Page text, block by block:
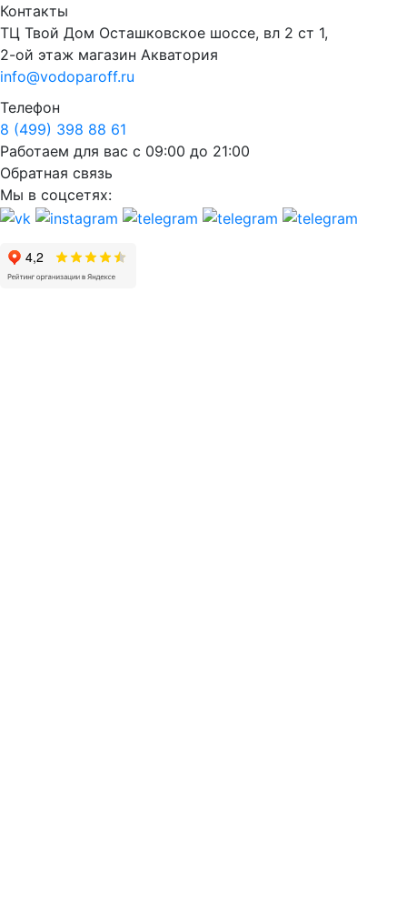
Контакты
ТЦ Твой Дом Осташковское шоссе, вл 2 ст 1,
2-ой этаж магазин Акватория
info@vodoparoff.ru
Телефон
8 (499) 398 88 61
Работаем для вас с 09:00 до 21:00
Обратная связь
Мы в соцсетях: